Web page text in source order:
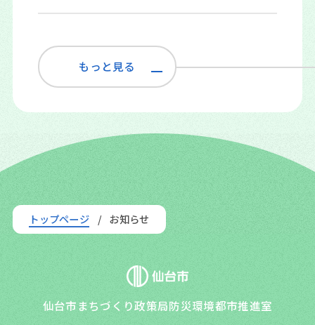
トップページ お知らせ
仙台市まちづくり政策局防災環境都市推進室